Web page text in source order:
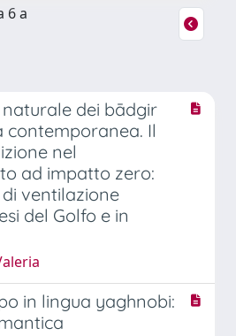
6 a
dei bādgir
contemporanea. Il
nel
ad impatto zero:
ventilazione
del Golfo e in
in lingua yaghnobi: